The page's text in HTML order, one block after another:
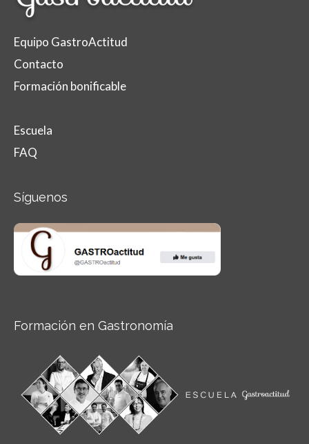
Equipo GastroActitud
Contacto
Formación bonificable
Escuela
FAQ
Síguenos
Formación en Gastronomía